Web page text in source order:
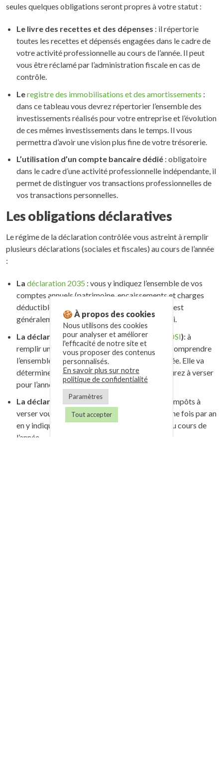
seules quelques obligations seront propres à votre statut :
Le livre des recettes et des dépenses : il répertorie
toutes les recettes et dépensés engagées dans le cadre de
votre activité professionnelle au cours de l’année. Il peut
vous être réclamé par l’administration fiscale en cas de
contrôle.
Leregistre des immobilisations et des amortissements :
dans ce tableau vous devrez répertorier l’ensemble des
investissements réalisés pour votre entreprise et l’évolution
de ces mêmes investissements dans le temps. Il vous
permettra d’avoir une vision plus fine de votre trésorerie.
L’utilisation d’un compte bancaire dédié : obligatoire
dans le cadre d’une activité professionnelle indépendante, il
permet de distinguer vos transactions professionnelles de
vos transactions personnelles.
Les obligations déclaratives
Le régime de la déclaration contrôlée vous astreint à remplir
plusieurs déclarations (sociales et fiscales) au cours de l’année
:
La déclaration 2035 : vous y indiquez l’ensemble de vos
comptes annuels (patrimoine, encaissements et charges
déductibles). Cette déclaration est annuelle et est
généralement déposée au cours du mois de mai.
La déclaration sociale des indépendants (
DSI): à
remplir une fois par an, cette déclaration doit comprendre
l’ensemble des revenus professionnels de l’année. Elle va
déterminer les cotisations sociales que vous aurez à verser
pour l’année suivante.
La déclaration 2042: afin de déterminer vos impôts à
verser vous devrez remplir cette déclaration une fois par an
en y indiquant vos revenus personnels perçus au cours de
l’année.
🍪 À propos des cookies
Nous utilisons des cookies
pour analyser et améliorer
l'efficacité de notre site et
vous proposer des contenus
personnalisés.
En savoir plus sur notre
politique de confidentialité
Paramètres
Tout accepter